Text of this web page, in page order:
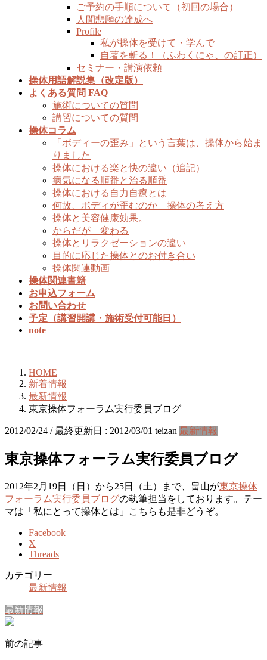
ご予約の手順について（初回の場合）
人間悲願の達成へ
Profile
私が操体を受けて・学んで
自著を斬る！（ふわくにゃ、の訂正）
セミナー・講演依頼
操体用語解説集（改定版）
よくある質問 FAQ
施術についての質問
講習についての質問
操体コラム
「ボディーの歪み」という言葉は、操体から始ま
りました
操体における楽と快の違い（追記）
病気になる順番と治る順番
操体における自力自療とは
何故、ボディが歪むのか 操体の考え方
操体と美容健康効果。
からだが 変わる
操体とリラクゼーションの違い
目的に応じた操体とのお付き合い
操体関連動画
操体関連書籍
お申込フォーム
お問い合わせ
予定（講習開講・施術受付可能日）
note
HOME
新着情報
最新情報
東京操体フォーラム実行委員ブログ
2012/02/24 / 最終更新日 : 2012/03/01 teizan 最新情報
東京操体フォーラム実行委員ブログ
2012年2月19日（日）から25日（土）まで、畠山が東京操体
フォーラム実行委員ブログの執筆担当をしております。テー
マは「私にとって操体とは」こちらも是非どうぞ。
Facebook
X
Threads
カテゴリー
最新情報
最新情報
前の記事